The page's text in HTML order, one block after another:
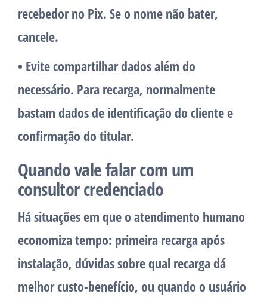
recebedor no Pix. Se o nome não bater,
cancele.
• Evite compartilhar dados além do
necessário. Para recarga, normalmente
bastam dados de identificação do cliente e
confirmação do titular.
Quando vale falar com um
consultor credenciado
Há situações em que o atendimento humano
economiza tempo: primeira recarga após
instalação, dúvidas sobre qual recarga dá
melhor custo-benefício, ou quando o usuário